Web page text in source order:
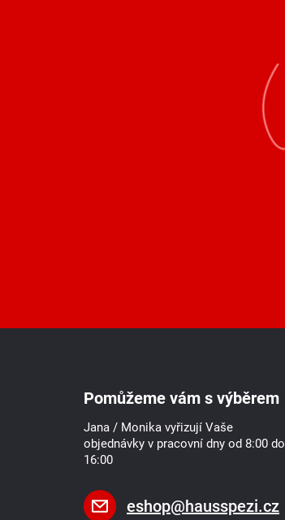
Pomůžeme vám s výběrem
Jana / Monika vyřizují Vaše
objednávky v pracovní dny od 8:00 do
16:00
eshop@hausspezi.cz